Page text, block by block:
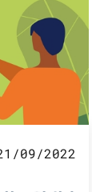
09/2022